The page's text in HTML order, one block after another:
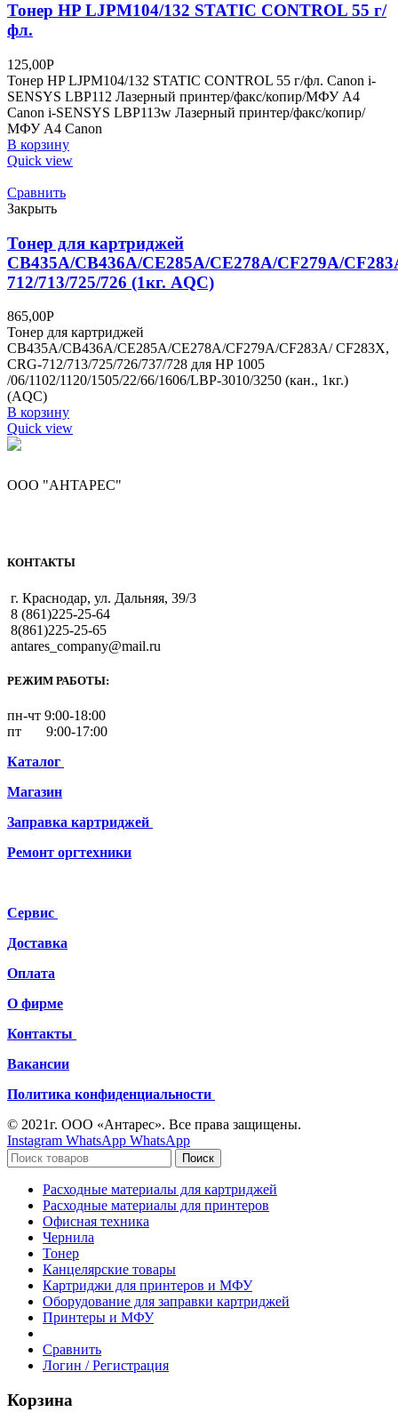
Тонер HP LJPM104/132 STATIC CONTROL 55 г/
фл.
125,00Р
Тонер HP LJPM104/132 STATIC CONTROL 55 г/фл. Canon i-
SENSYS LBP112 Лазерный принтер/факс/копир/МФУ A4
Canon i-SENSYS LBP113w Лазерный принтер/факс/копир/
МФУ A4 Canon
В корзину
Quick view
Сравнить
Закрыть
Тонер для картриджей
CB435A/CB436A/CE285A/CE278A/CF279A/
712/713/725/726 (1кг. AQC)
865,00Р
Тонер для картриджей
CB435A/CB436A/CE285A/CE278A/CF279A/CF283A/ CF283X,
CRG-712/713/725/726/737/728 для HP 1005
/06/1102/1120/1505/22/66/1606/LBP-3010/3250 (кан., 1кг.)
(AQC)
В корзину
Quick view
ООО "АНТАРЕС"
КОНТАКТЫ
г. Краснодар, ул. Дальняя, 39/3
8 (861)225-25-64
8(861)225-25-65
antares_company@mail.ru
РЕЖИМ РАБОТЫ:
пн-чт 9:00-18:00
пт 9:00-17:00
Каталог
Магазин
Заправка картриджей
Ремонт оргтехники
Сервис
Доставка
Оплата
О фирме
Контакты
Вакансии
Политика конфиденциальности
© 2021г. ООО «Антарес». Все права защищены.
Instagram WhatsApp WhatsApp
Поиск
Расходные материалы для картриджей
Расходные материалы для принтеров
Офисная техника
Чернила
Тонер
Канцелярские товары
Картриджи для принтеров и МФУ
Оборудование для заправки картриджей
Принтеры и МФУ
Сравнить
Логин / Регистрация
Корзина